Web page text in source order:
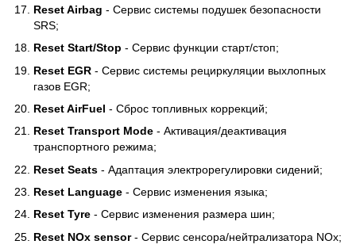
Reset Airbag - Сервис системы подушек безопасности
SRS;
Reset Start/Stop - Сервис функции старт/стоп;
Reset EGR - Сервис системы рециркуляции выхлопных
газов EGR;
Reset AirFuel - Сброс топливных коррекций;
Reset Transport Mode - Активация/деактивация
транспортного режима;
Reset Seats - Адаптация электрорегулировки сидений;
Reset Language - Сервис изменения языка;
Reset Tyre - Сервис изменения размера шин;
Reset NOx sensor- Сервис сенсора/нейтрализатора NOx;